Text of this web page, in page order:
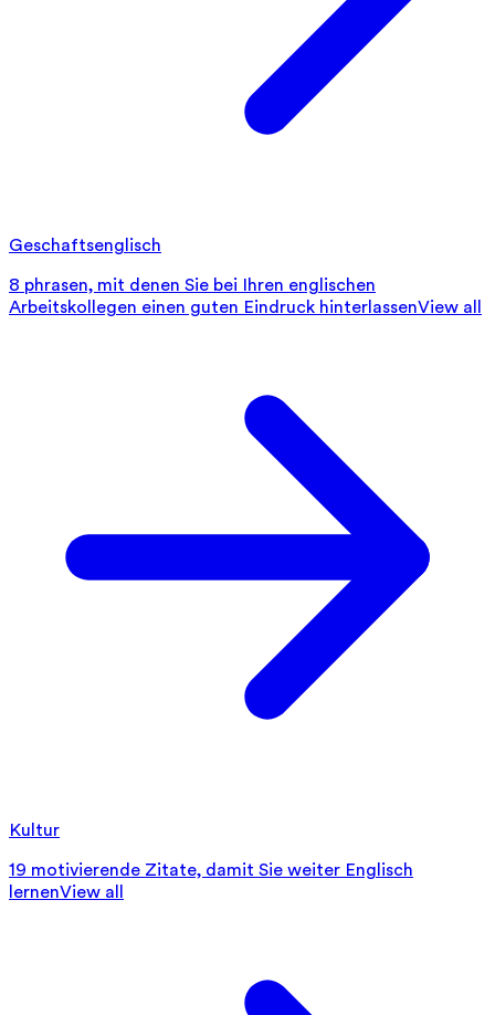
Geschaftsenglisch
8 phrasen, mit denen Sie bei Ihren englischen
Arbeitskollegen einen guten Eindruck hinterlassenView all
Kultur
19 motivierende Zitate, damit Sie weiter Englisch
lernenView all